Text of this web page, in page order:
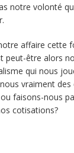
notre volonté
affaire cette
peut-être alors
qui nous
vraiment des
faisons-nous
cotisations?